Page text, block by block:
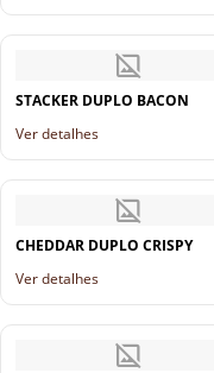
STACKER DUPLO BACON
Ver detalhes
CHEDDAR DUPLO CRISPY
Ver detalhes